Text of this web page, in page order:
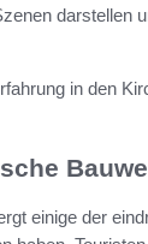
darstellen
in den
einige der